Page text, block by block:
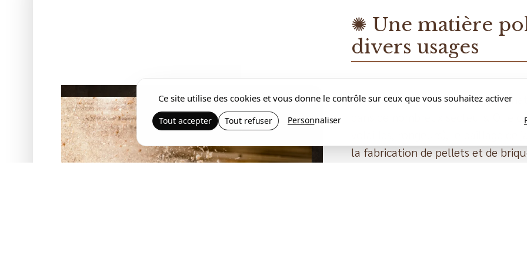
✺ Une matière
divers usages
La sciure de bois est un produit
dans de nombreux secteurs. Que
volailles, rongeurs), le paillage
la fabrication de pellets et de
Ce site utilise des cookies et vous donne le contrôle sur ceux que vous souhaitez activer
Tout accepter Tout refuser Personnaliser